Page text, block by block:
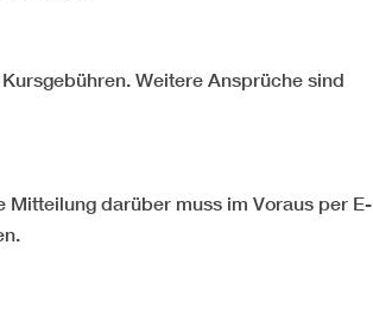
Weitere Ansprüche sind
Mitteilung darüber muss im Voraus per E-